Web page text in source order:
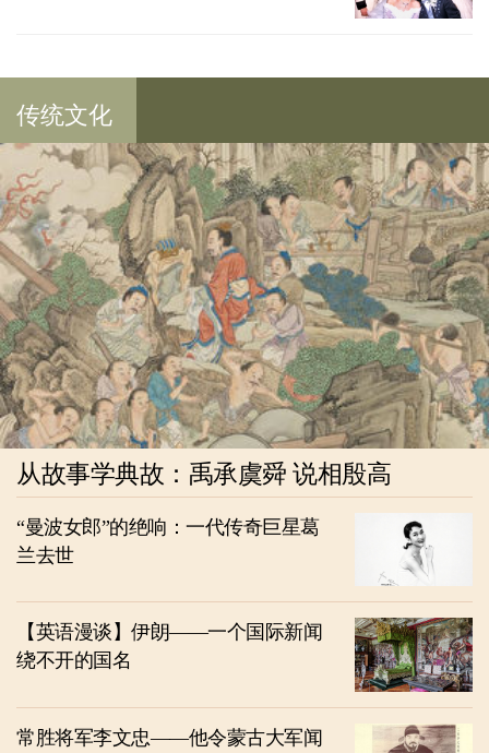
传统文化
从故事学典故：禹承虞舜 说相殷高
“曼波女郎”的绝响：一代传奇巨星葛
兰去世
【英语漫谈】伊朗——一个国际新闻
绕不开的国名
常胜将军李文忠——他令蒙古大军闻